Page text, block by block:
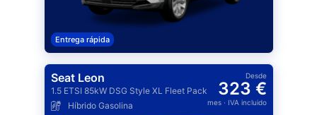
Entrega rápida
Seat Leon
1.5 ETSI 85kW DSG Style XL Fleet Pack
Híbrido Gasolina
Desde
323 €
mes· IVA incluido